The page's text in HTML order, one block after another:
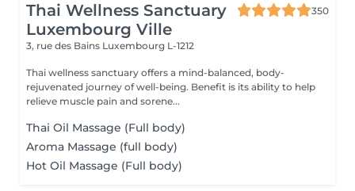
Thai Wellness Sanctuary
Luxembourg Ville
350
3, rue des Bains Luxembourg L-1212
Thai wellness sanctuary offers a mind-balanced, body-
rejuvenated journey of well-being. Benefit is its ability to help
relieve muscle pain and sorene...
Thai Oil Massage (Full body)
Aroma Massage (full body)
Hot Oil Massage (Full body)